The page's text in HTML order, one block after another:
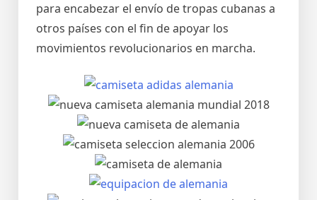
para encabezar el envío de tropas cubanas a
otros países con el fin de apoyar los
movimientos revolucionarios en marcha.